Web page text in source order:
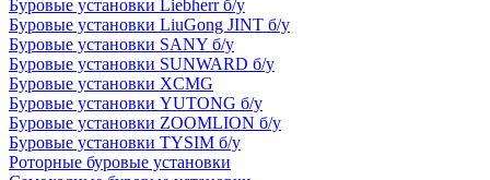
Буровые установки Liebherr б/у
Буровые установки LiuGong JINT б/у
Буровые установки SANY б/у
Буровые установки SUNWARD б/у
Буровые установки XCMG
Буровые установки YUTONG б/у
Буровые установки ZOOMLION б/у
Буровые установки TYSIM б/у
Роторные буровые установки